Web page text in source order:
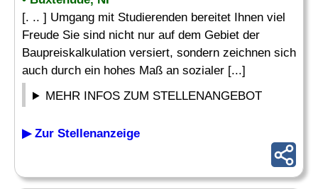
[. .. ] Umgang mit Studierenden bereitet Ihnen viel
Freude Sie sind nicht nur auf dem Gebiet der
Baupreiskalkulation versiert, sondern zeichnen sich
auch durch ein hohes Maß an sozialer [...]
MEHR INFOS ZUM STELLENANGEBOT
▶ Zur Stellenanzeige